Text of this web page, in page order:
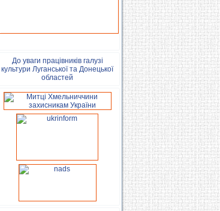
До уваги працівників галузі
культури Луганської та Донецької
областей